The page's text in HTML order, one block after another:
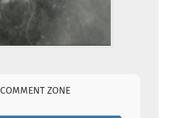
COMMENT ZONE